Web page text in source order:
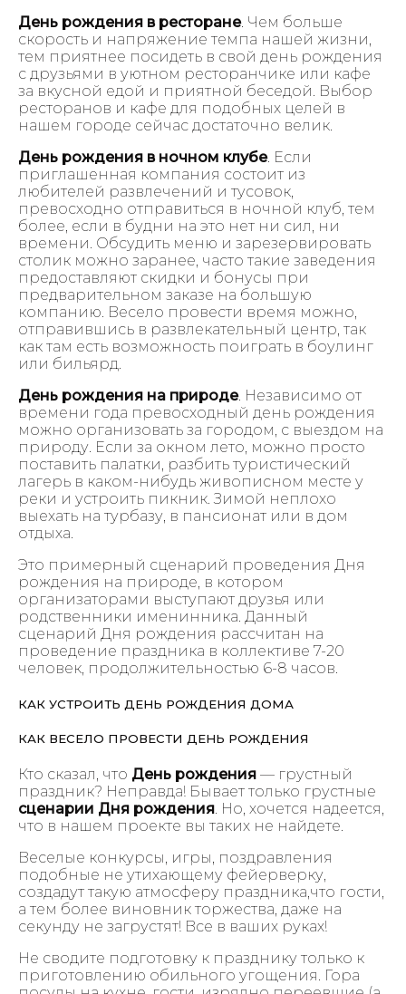
День рождения в ресторане. Чем больше
скорость и напряжение темпа нашей жизни,
тем приятнее посидеть в свой день рождения
с друзьями в уютном ресторанчике или кафе
за вкусной едой и приятной беседой. Выбор
ресторанов и кафе для подобных целей в
нашем городе сейчас достаточно велик.
День рождения в ночном клубе. Если
приглашенная компания состоит из
любителей развлечений и тусовок,
превосходно отправиться в ночной клуб, тем
более, если в будни на это нет ни сил, ни
времени. Обсудить меню и зарезервировать
столик можно заранее, часто такие заведения
предоставляют скидки и бонусы при
предварительном заказе на большую
компанию. Весело провести время можно,
отправившись в развлекательный центр, так
как там есть возможность поиграть в боулинг
или бильярд.
День рождения на природе. Независимо от
времени года превосходный день рождения
можно организовать за городом, с выездом на
природу. Если за окном лето, можно просто
поставить палатки, разбить туристический
лагерь в каком-нибудь живописном месте у
реки и устроить пикник. Зимой неплохо
выехать на турбазу, в пансионат или в дом
отдыха.
Это примерный сценарий проведения Дня
рождения на природе, в котором
организаторами выступают друзья или
родственники именинника. Данный
сценарий Дня рождения рассчитан на
проведение праздника в коллективе 7-20
человек, продолжительностью 6-8 часов.
КАК УСТРОИТЬ ДЕНЬ РОЖДЕНИЯ ДОМА
КАК ВЕСЕЛО ПРОВЕСТИ ДЕНЬ РОЖДЕНИЯ
Кто сказал, что День рождения — грустный
праздник? Неправда! Бывает только грустные
сценарии Дня рождения. Но, хочется надеется,
что в нашем проекте вы таких не найдете.
Веселые конкурсы, игры, поздравления
подобные не утихающему фейерверку,
создадут такую атмосферу праздника,что гости,
а тем более виновник торжества, даже на
секунду не загрустят! Все в ваших руках!
Не сводите подготовку к празднику только к
приготовлению обильного угощения. Гора